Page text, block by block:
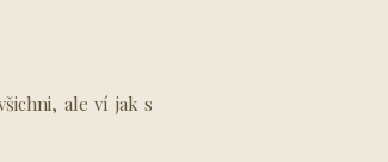
ale ví jak s